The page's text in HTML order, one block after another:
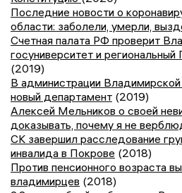
Последние новости о
области: заболели, умерли,
Счетная палата РФ проверит
госуниверситет и
(2019)
В администрации Владимирской
новый департамент (2019)
Алексей Мельников о своей
доказывать, почему я не
СК завершил расследование
инвалида в Покрове (2018)
Против пенсионного возраста
владимирцев (2018)